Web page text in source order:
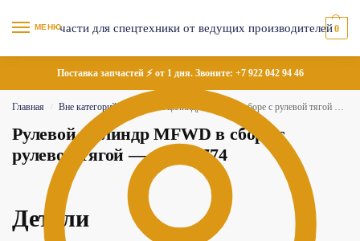
МЕНЮ 0
Поставка запчастей ⚡ от 1 дня. Звоните: +7 922 042 94 46
Главная / Вне категорий Рулевой цилиндр MFWD в сборе с рулевой тягой — AL204774
Рулевой цилиндр MFWD в сборе с
рулевой тягой — AL204774
Детали